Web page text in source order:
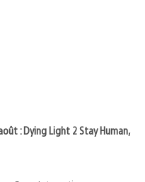
: Dying Light 2 Stay Human,